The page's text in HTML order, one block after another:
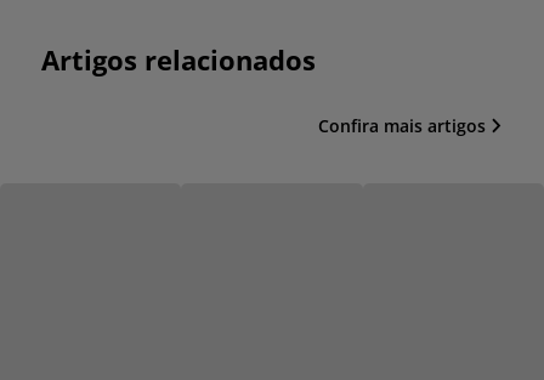
Artigos relacionados
Confira mais artigos